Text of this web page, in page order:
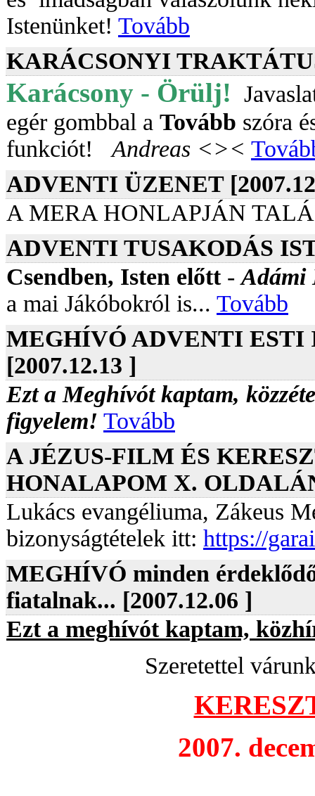
Istenünket! Tovább
KARÁCSONYI
Karácsony - Örülj!
egér gombbal a Tovább szóra
funkciót!Andreas <><
ADVENTI ÜZENET
A MERA HONLAPJÁN
ADVENTI TUSAKODÁS
Csendben, Isten előtt-Adámi
a mai Jákóbokról is... Tovább
MEGHÍVÓ ADVENTI
[2007.12.13 ]
Ezt a Meghívót kaptam,
figyelem! Tovább
A JÉZUS-FILM ÉS
HONALAPOM X.
Lukács evangéliuma, Zákeus
bizonyságtételek itt: https://
MEGHÍVÓ minden
fiatalnak... [2007.12.06 ]
Ezt a meghívót kaptam,
Szeretettel
2007.